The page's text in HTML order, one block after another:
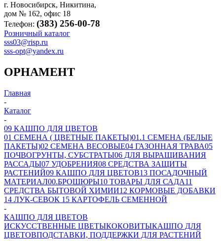
г. Новосибирск, Никитина,
дом № 162, офис 18
Телефон: (383) 256-00-78
Розничный каталог
sss03@risp.ru
sss-opt@yandex.ru
ОРНАМЕНТ
Главная
-
Каталог
-
09 КАШПО ДЛЯ ЦВЕТОВ
01 СЕМЕНА ( ЦВЕТНЫЕ ПАКЕТЫ)01.1 СЕМЕНА (БЕЛЫЕ
ПАКЕТЫ)02 СЕМЕНА ВЕСОВЫЕ04 ГАЗОННАЯ ТРАВА05
ПОЧВОГРУНТЫ, СУБСТРАТЫ06 ДЛЯ ВЫРАЩИВАНИЯ
РАССАДЫ07 УДОБРЕНИЯ08 СРЕДСТВА ЗАЩИТЫ
РАСТЕНИЙ09 КАШПО ДЛЯ ЦВЕТОВ13 ПОСАДОЧНЫЙ
МАТЕРИАЛ00.БРОШЮРЫ10 ТОВАРЫ ДЛЯ САДА11
СРЕДСТВА БЫТОВОЙ ХИМИИ12 КОРМОВЫЕ ДОБАВКИ
14 ЛУК-СЕВОК 15 КАРТОФЕЛЬ СЕМЕННОЙ
-
КАШПО ДЛЯ ЦВЕТОВ
ИСКУССТВЕННЫЕ ЦВЕТЫКОКОВИТЫКАШПО ДЛЯ
ЦВЕТОВПОДСТАВКИ, ПОДДЕРЖКИ ДЛЯ РАСТЕНИЙ